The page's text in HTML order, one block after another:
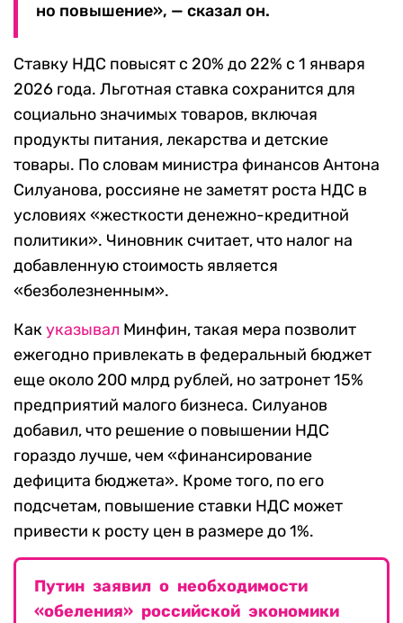
но повышение», — сказал он.
Ставку НДС повысят с 20% до 22% с 1 января
2026 года. Льготная ставка сохранится для
социально значимых товаров, включая
продукты питания, лекарства и детские
товары. По словам министра финансов Антона
Силуанова, россияне не заметят роста НДС в
условиях «жесткости денежно-кредитной
политики». Чиновник считает, что налог на
добавленную стоимость является
«безболезненным».
Какуказывал Минфин, такая мера позволит
ежегодно привлекать в федеральный бюджет
еще около 200 млрд рублей, но затронет 15%
предприятий малого бизнеса. Силуанов
добавил, что решение о повышении НДС
гораздо лучше, чем «финансирование
дефицита бюджета». Кроме того, по его
подсчетам, повышение ставки НДС может
привести к росту цен в размере до 1%.
Путин заявил о необходимости
«обеления» российской экономики